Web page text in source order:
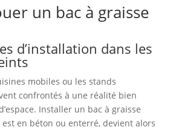
un bac à graisse
d’installation dans les
mobiles ou les stands
confrontés à une réalité bien
Installer un bac à graisse
est en béton ou enterré, devient alors